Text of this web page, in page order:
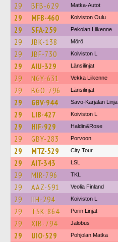
29 BFB-629 Matka-Autot
29 MFB-460 Koiviston Oulu
29 SFA-259 Pekolan Liikenne
29 JBK-138 Mörö
29 JBF-730 Koiviston L
29 AIU-329 Länsilinjat
29 NGY-631 Vekka Liikenne
29 BGO-796 Länsilinjat
29 GBV-944 Savo-Karjalan Linja
29 LIB-427 Koiviston L
29 HIF-929 Haldin&Rose
29 GBY-283 Porvoon
29 MTZ-529 City Tour
29 AIT-343 LSL
29 MIR-796 TKL
29 AAZ-591 Veolia Finland
29 IIH-294 Koiviston L
29 TSK-864 Porin Linjat
29 XIB-794 Jalobus
29 UIO-529 Pohjolan Matka